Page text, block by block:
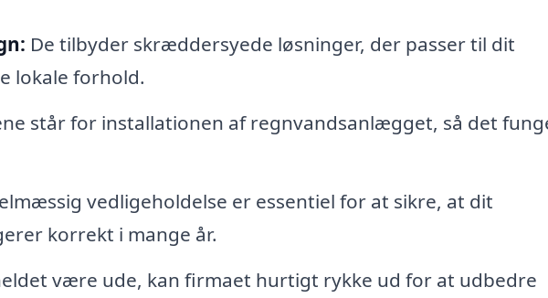
De tilbyder skræddersyede løsninger, der passer til dit
lokale forhold.
står for installationen af regnvandsanlægget, så det
vedligeholdelse er essentiel for at sikre, at dit
korrekt i mange år.
være ude, kan firmaet hurtigt rykke ud for at udbedre